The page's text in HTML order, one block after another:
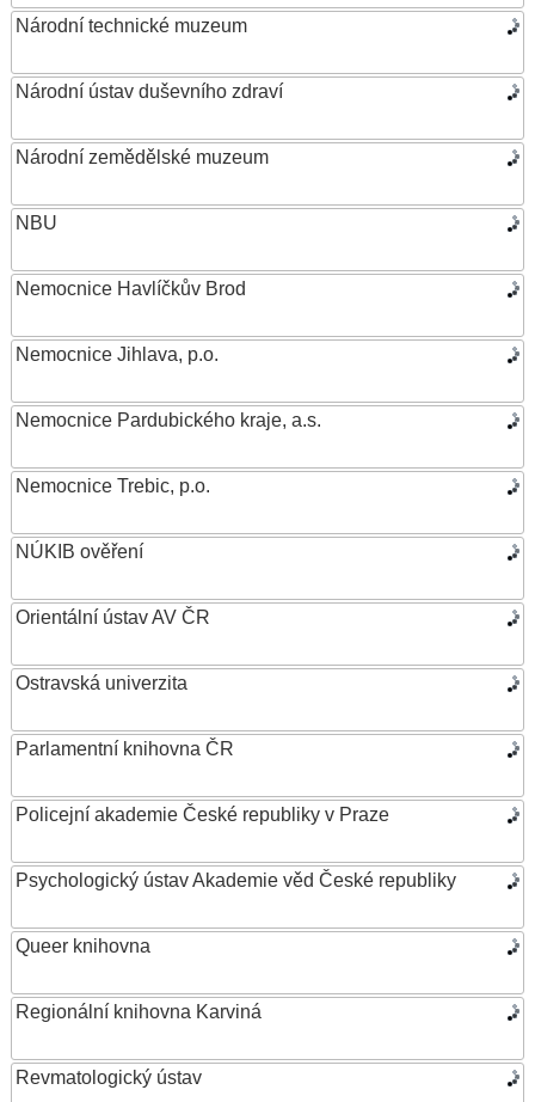
Národní technické muzeum
Národní ústav duševního zdraví
Národní zemědělské muzeum
NBU
Nemocnice Havlíčkův Brod
Nemocnice Jihlava, p.o.
Nemocnice Pardubického kraje, a.s.
Nemocnice Trebic, p.o.
NÚKIB ověření
Orientální ústav AV ČR
Ostravská univerzita
Parlamentní knihovna ČR
Policejní akademie České republiky v Praze
Psychologický ústav Akademie věd České republiky
Queer knihovna
Regionální knihovna Karviná
Revmatologický ústav